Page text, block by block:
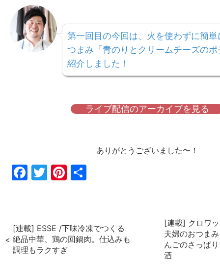
第一回目の今回は、火を使わずに簡
つまみ「青のりとクリームチーズの
紹介しました！
ライブ配信のアーカイブを見る
ありがとうございました〜！
Fac
Twi
Pin
[連載] ESSE /下味冷凍でつくる
絶品中華、鶏の回鍋肉。仕込みも
調理もラクすぎ
[連載] クロワ
夫婦のおつま
んごのさっぱ
酒